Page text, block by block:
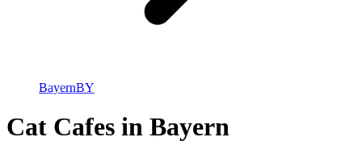
BayernBY
Cat Cafes in Bayern